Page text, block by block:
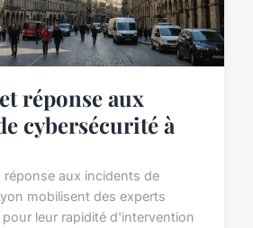
réponse aux
cybersécurité à
réponse aux incidents de
mobilisent des experts
leur rapidité d'intervention